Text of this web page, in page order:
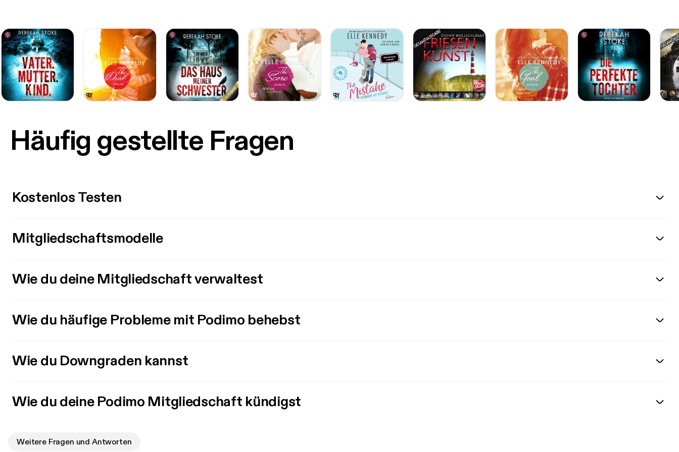
Häufig gestellte Fragen
Kostenlos Testen
Mitgliedschaftsmodelle
Wie du deine Mitgliedschaft verwaltest
Wie du häufige Probleme mit Podimo behebst
Wie du Downgraden kannst
Wie du deine Podimo Mitgliedschaft kündigst
Weitere Fragen und Antworten